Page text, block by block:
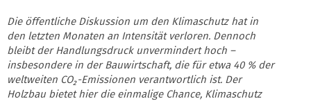
Die öffentliche Diskussion um den Klimaschutz hat in
den letzten Monaten an Intensität verloren. Dennoch
bleibt der Handlungsdruck unvermindert hoch –
insbesondere in der Bauwirtschaft, die für etwa 40 % der
weltweiten CO₂-Emissionen verantwortlich ist. Der
Holzbau bietet hier die einmalige Chance, Klimaschutz